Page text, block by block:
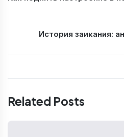
История заикания:
Related Posts